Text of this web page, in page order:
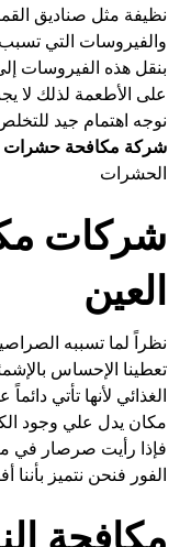
نظيفة مثل صناديق
والفيروسات التي
بنقل هذه الفيروسات
على الأطعمة لذلك لا
نوجه اهتمام جيد
شركة مكافحة حشرات
الحشرات
شركات
العين
نظراً لما تسببه
تعطينا الإحساس
الغذائي لأنها تأتي
مكان يدل علي وجود
فإذا رأيت صرصار في
الفور فنحن نتميز